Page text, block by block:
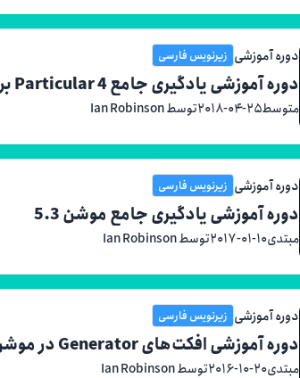
دوره آموزشی زیرنویس فارسی
دوره آموزشی یادگیری جامع Particular 4 برای After Effects
متوسط۲۰۱۸-۰۴-۲۵توسط Ian Robinson
دوره آموزشی زیرنویس فارسی
دوره آموزشی یادگیری جامع موشن 5.3
مبتدی۲۰۱۷-۰۱-۱۰توسط Ian Robinson
دوره آموزشی زیرنویس فارسی
دوره آموزشی افکت‌های Generator در موشن گرافیک و VFX
مبتدی۲۰۱۶-۱۰-۲۰توسط Ian Robinson